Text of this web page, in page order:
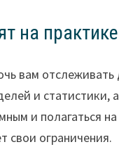
на практике
вам отслеживать
и статистики,
и полагаться
свои ограничения.